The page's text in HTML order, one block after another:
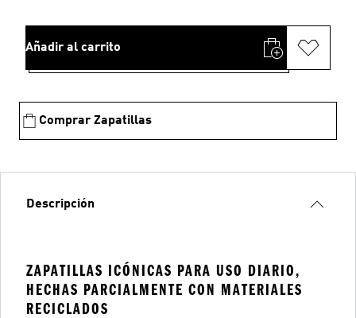
Añadir al carrito
Comprar Zapatillas
Descripción
ZAPATILLAS ICÓNICAS PARA USO DIARIO,
HECHAS PARCIALMENTE CON MATERIALES
RECICLADOS